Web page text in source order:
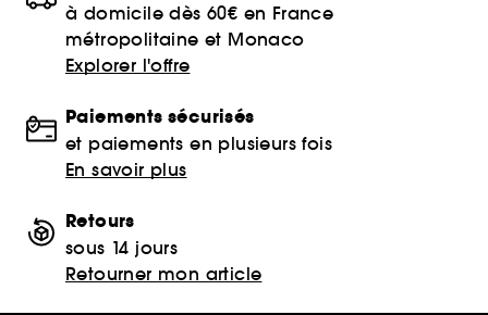
à domicile dès 60€ en France
métropolitaine et Monaco
Explorer l'offre
Paiements sécurisés
et paiements en plusieurs fois
En savoir plus
Retours
sous 14 jours
Retourner mon article